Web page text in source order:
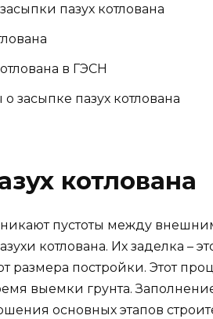
пазух котлована
в ГЭСН
засыпке пазух котлована
котлована
пустоты между
котлована. Их заделка –
размера постройки. Этот
выемки грунта.
основных этапов